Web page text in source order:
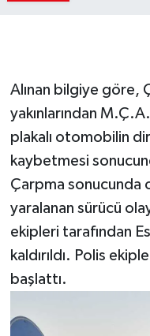
Alınan bilgiye göre,
yakınlarından
plakalı otomobilin
kaybetmesi
Çarpma sonucunda
yaralanan sürücü
ekipleri tarafından
kaldırıldı. Polis
başlattı.